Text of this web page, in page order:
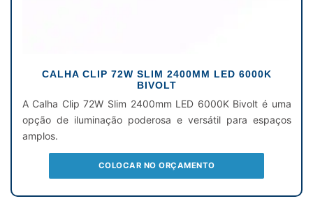
CALHA CLIP 72W SLIM 2400MM LED 6000K
BIVOLT
A Calha Clip 72W Slim 2400mm LED 6000K Bivolt é uma
opção de iluminação poderosa e versátil para espaços
amplos.
COLOCAR NO ORÇAMENTO